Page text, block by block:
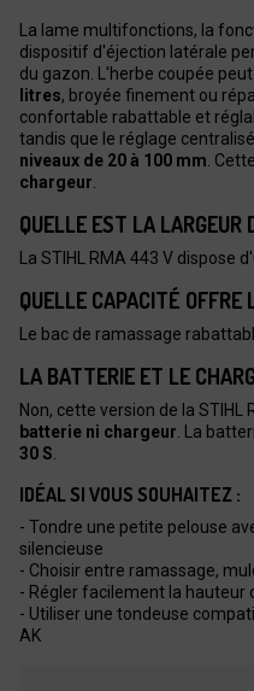
La lame multifonctions, la
dispositif d'éjection latérale
du gazon. L'herbe coupée
litres, broyée finement ou
confortable rabattable et
tandis que le réglage
niveaux de 20 à 100 mm .
chargeur
QUELLE EST LA LARGEUR
La STIHL RMA 443 V dispose
QUELLE CAPACITÉ OFFRE
Le bac de ramassage
LA BATTERIE ET LE
Non, cette version de la STIHL
batterie ni chargeur . La
30 S
IDÉAL SI VOUS SOUHAITEZ :
- Tondre une petite pelouse
silencieuse
- Choisir entre ramassage,
- Régler facilement la hauteur
- Utiliser une tondeuse
AK